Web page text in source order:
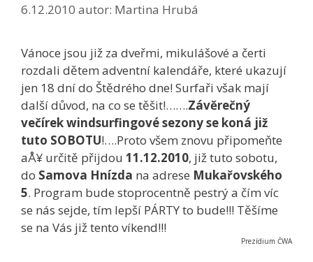
6.12.2010 autor: Martina Hrubá
Vánoce jsou již za dveřmi, mikulášové a čerti
rozdali dětem adventní kalendáře, které ukazují
jen 18 dní do Štědrého dne! Surfaři však mají
další důvod, na co se těšit!…….Závěrečný
večírek windsurfingové sezony se koná již
tuto SOBOTU!….Proto všem znovu připomeňte
aÅ¥ určitě přijdou 11.12.2010, již tuto sobotu,
do Samova Hnízda na adrese Mukařovského
5. Program bude stoprocentně pestrý a čím víc
se nás sejde, tím lepší PÁRTY to bude!!! Těšíme
se na Vás již tento víkend!!!
Prezídium ČWA